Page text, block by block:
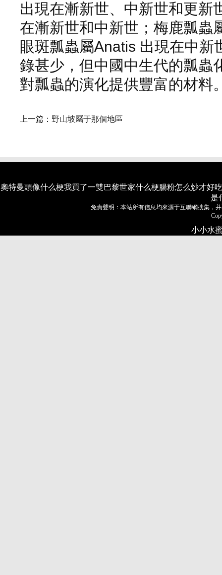
出現在漸新世、中新世和更新
在漸新世和中新世；梅鹿瓢蟲
眼斑瓢蟲屬Anatis 出現在中新
錄甚少，但中國中生代的瓢蟲
對瓢蟲的演化提供豐富的材料
上一篇： 野山坡屬于那個地區
奧特曼頭像什么梗我買了一雙巴黎世家什么梗腸粉怎么炒才好吃
是
免責聲明：本站所有信息均來源于互聯網搜集，
小小水